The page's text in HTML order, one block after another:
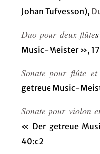
Johan Tufvesson),
Duo pour deux flûtes
Music-Meister »,
Sonate pour flûte
getreue Music-
Sonate pour violon
« Der getreue
40:c2